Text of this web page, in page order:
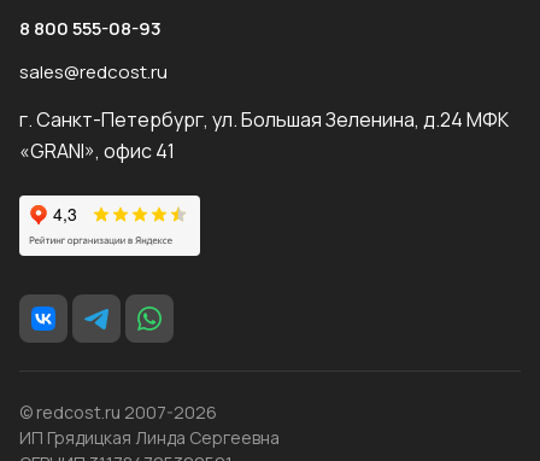
8 800 555-08-93
sales@redcost.ru
г. Санкт-Петербург, ул. Большая Зеленина, д.24 МФК
«GRANI», офис 41
© redcost.ru 2007-2026
ИП Грядицкая Линда Сергеевна